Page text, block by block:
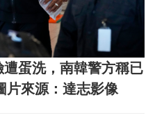
遭蛋洗，南韓警方稱已
片來源：達志影像